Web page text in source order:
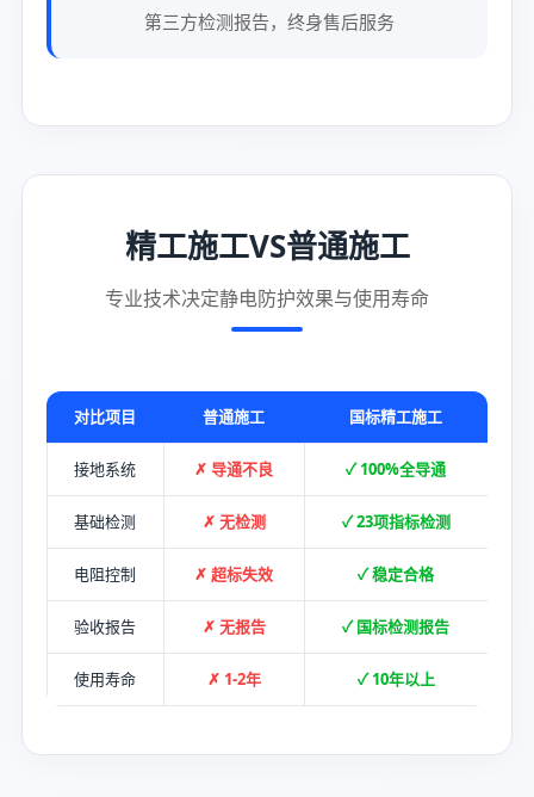
第三方检测报告，终身售后服务
精工施工VS普通施工
专业技术决定静电防护效果与使用寿命
对比项目 普通施工 国标精工施工
接地系统 ✗ 导通不良 ✓ 100%全导通
基础检测 ✗ 无检测 ✓ 23项指标检测
电阻控制 ✗ 超标失效 ✓ 稳定合格
验收报告 ✗ 无报告 ✓ 国标检测报告
使用寿命 ✗ 1-2年 ✓ 10年以上